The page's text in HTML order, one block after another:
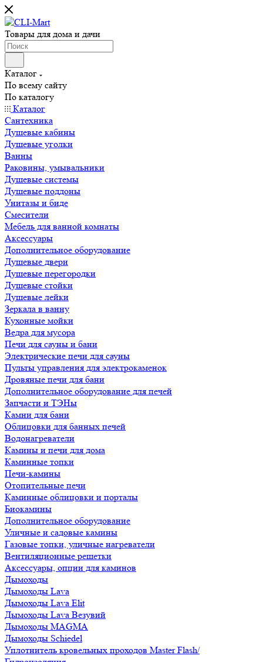
Товары для дома и дачи
Каталог
По всему сайту
По каталогу
Каталог
Сантехника
Душевые кабины
Душевые уголки
Ванны
Раковины, умывальники
Душевые системы
Душевые поддоны
Унитазы и биде
Смесители
Мебель для ванной комнаты
Аксессуары
Дополнительное оборудование
Душевые двери
Душевые перегородки
Душевые стойки
Душевые лейки
Зеркала в ванну
Кухонные мойки
Ведра для мусора
Печи для сауны и бани
Электрические печи для сауны
Пульты управления для электрокаменок
Дровяные печи для бани
Дополнительное оборудование для печей
Запчасти и ТЭНы
Камни для бани
Облицовки для банных печей
Водонагреватели
Камины и печи для дома
Каминные топки
Печи-камины
Отопительные печи
Каминные облицовки и порталы
Биокамины
Дополнительное оборудование
Уличные и садовые камины
Газовые топки, уличные нагреватели
Вентиляционные решетки
Аксессуары, опции для каминов
Дымоходы
Дымоходы Lava
Дымоходы Lava Elit
Дымоходы Lava Везувий
Дымоходы MAGMA
Дымоходы Schiedel
Уплотнитель кровельных проходов Master Flash/